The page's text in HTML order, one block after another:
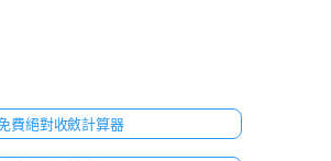
費絕對收斂計算器